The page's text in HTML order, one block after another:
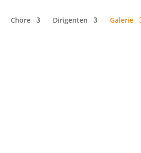
Chöre Dirigenten Galerie